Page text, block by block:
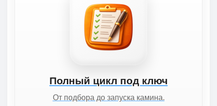
Полный цикл под ключ
От подбора до запуска камина.